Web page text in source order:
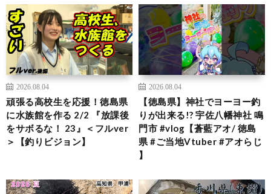
2026.08.04
頑張る高校生を応援！徳島県
に水族館を作る 2/2 『放課後
をサボるな！ 23』＜フルver
＞【釣りビジョン】
2026.08.04
【徳島県】神社でヨーヨー釣
りが出来る!? 宇佐八幡神社 鳴
門市 #vlog【蒼藍アオ/ 徳島
県 #ご当地Vtuber #アオらじ
】